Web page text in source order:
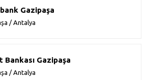
Gazipaşa
/ Antalya
Bankası Gazipaşa
/ Antalya